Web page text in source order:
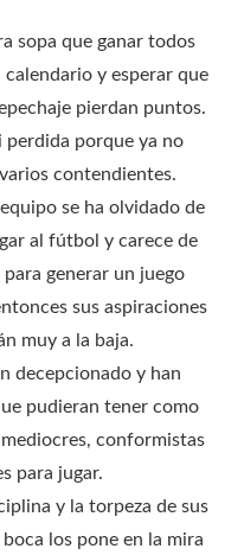
sopa que ganar todos
y esperar que
pierdan puntos.
perdida porque ya no
contendientes.
se ha olvidado de
al fútbol y carece de
generar un juego
sus aspiraciones
muy a la baja.
decepcionado y han
pudieran tener como
conformistas
para jugar.
y la torpeza de sus
los pone en la mira